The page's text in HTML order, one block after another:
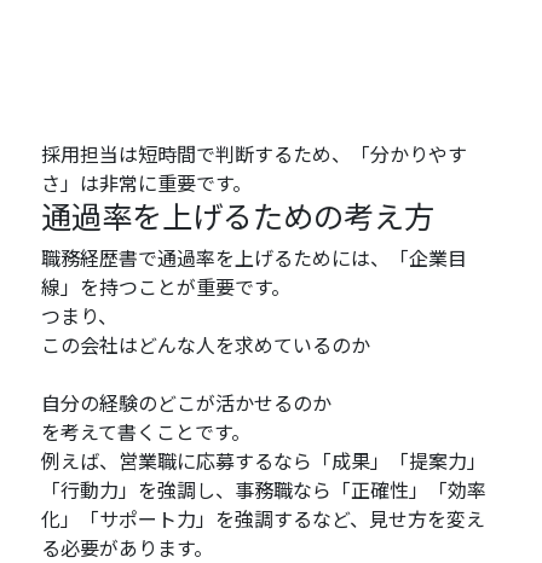
採用担当は短時間で判断するため、「分かりやす
さ」は非常に重要です。
通過率を上げるための考え方
職務経歴書で通過率を上げるためには、「企業目
線」を持つことが重要です。
つまり、
この会社はどんな人を求めているのか
自分の経験のどこが活かせるのか
を考えて書くことです。
例えば、営業職に応募するなら「成果」「提案力」
「行動力」を強調し、事務職なら「正確性」「効率
化」「サポート力」を強調するなど、見せ方を変え
る必要があります。